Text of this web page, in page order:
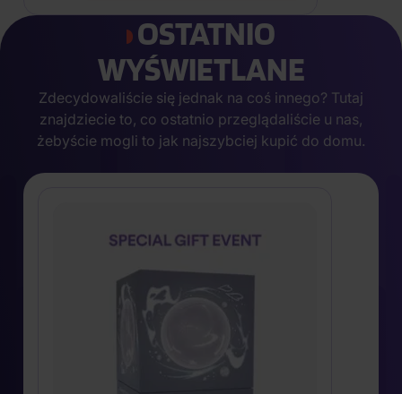
OSTATNIO
WYŚWIETLANE
Zdecydowaliście się jednak na coś innego? Tutaj
znajdziecie to, co ostatnio przeglądaliście u nas,
żebyście mogli to jak najszybciej kupić do domu.